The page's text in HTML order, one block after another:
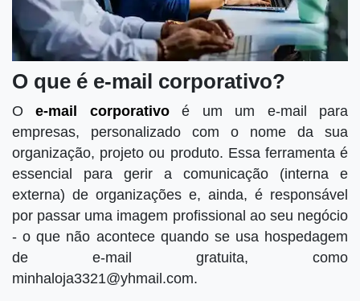
O que é e-mail corporativo?
Oe-mail corporativoé um um e-mail para
empresas, personalizado com o nome da sua
organização, projeto ou produto. Essa ferramenta é
essencial para gerir a comunicação (interna e
externa) de organizações e, ainda, é responsável
por passar uma imagem profissional ao seu negócio
- o que não acontece quando se usa hospedagem
de e-mail gratuita, como
minhaloja3321@yhmail.com.